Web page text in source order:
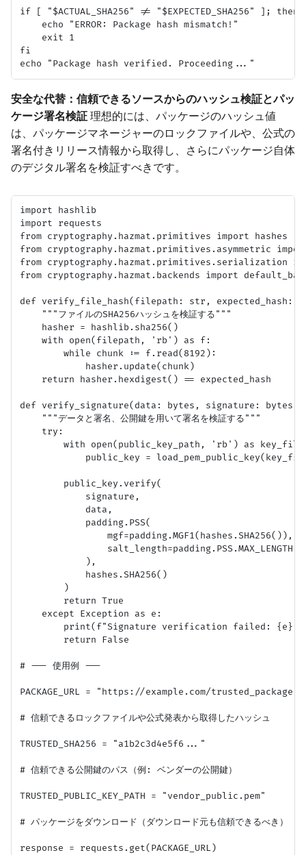
if [ "$ACTUAL_SHA256" != "$EXPECTED_SHA256" ]; then
    echo "ERROR: Package hash mismatch!"
    exit 1
fi
安全な代替：信頼できるソースからのハッシュ検証とパッ
ケージ署名検証 理想的には、パッケージのハッシュ値
は、パッケージマネージャーのロックファイルや、公式の
署名付きリリース情報から取得し、さらにパッケージ自体
のデジタル署名を検証すべきです。
import hashlib
import requests
from cryptography.hazmat.primitives import hashes
from cryptography.hazmat.primitives.asymmetric
from cryptography.hazmat.primitives.serialization
from cryptography.hazmat.backends import
def verify_file_hash(filepath: str, expected_hash:
    """ファイルのSHA256ハッシュを検証する"""
    hasher = hashlib.sha256()
    with open(filepath, 'rb') as f:
        while chunk := f.read(8192):
            hasher.update(chunk)
    return hasher.hexdigest() == expected_hash
def verify_signature(data: bytes, signature: bytes,
    """データと署名、公開鍵を用いて署名を検証する"""
    try:
with open(public_key_path, 'rb') as
public_key =
        public_key.verify(
            signature,
            data,
            padding.PSS(
                mgf=padding.MGF1(hashes.SHA256()),
                salt_length=padding.PSS.MAX_LENGTH
            ),
            hashes.SHA256()
        )
        return True
    except Exception as e:
        print(f"Signature verification failed: {e}")
        return False
# --- 使用例 ---
PACKAGE_URL = "https://example.com/
# 信頼できるロックファイルや公式発表から取得したハッシュ
TRUSTED_SHA256 = "a1b2c3d4e5f6..."
# 信頼できる公開鍵のパス（例: ベンダーの公開鍵）
TRUSTED_PUBLIC_KEY_PATH = "vendor_public.pem"
# パッケージをダウンロード（ダウンロード元も信頼できるべき）
response = requests.get(PACKAGE_URL)